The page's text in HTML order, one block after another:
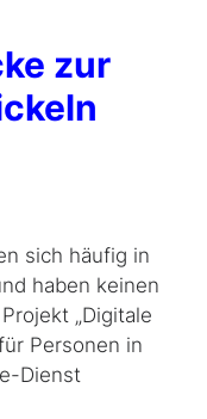
zur
sich häufig in
haben keinen
„Digitale
Personen in
Dienst